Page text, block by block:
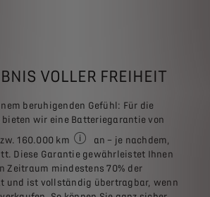
VOLLER FREIHEIT
beruhigenden Gefühl: Für die
wir eine Batteriegarantie von
160.000 km
Die bereitgestellten
an – je nachdem,
Diese Garantie gewährleistet Ihnen
Zeitraum mindestens 70% der
und ist vollständig übertragbar, wenn